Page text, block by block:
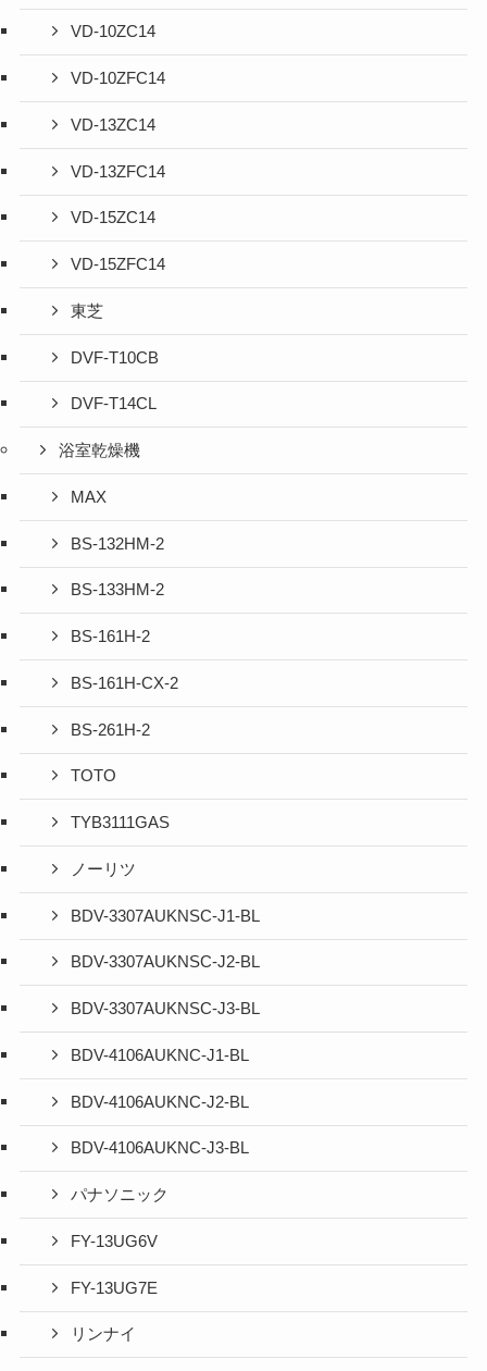
VD-10ZC14
VD-10ZFC14
VD-13ZC14
VD-13ZFC14
VD-15ZC14
VD-15ZFC14
東芝
DVF-T10CB
DVF-T14CL
浴室乾燥機
MAX
BS-132HM-2
BS-133HM-2
BS-161H-2
BS-161H-CX-2
BS-261H-2
TOTO
TYB3111GAS
ノーリツ
BDV-3307AUKNSC-J1-BL
BDV-3307AUKNSC-J2-BL
BDV-3307AUKNSC-J3-BL
BDV-4106AUKNC-J1-BL
BDV-4106AUKNC-J2-BL
BDV-4106AUKNC-J3-BL
パナソニック
FY-13UG6V
FY-13UG7E
リンナイ